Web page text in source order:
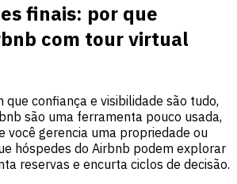
finais: por que
com tour virtual
que confiança e visibilidade são tudo,
são uma ferramenta pouco usada,
você gerencia uma propriedade ou
hóspedes do Airbnb podem explorar
reservas e encurta ciclos de decisão.